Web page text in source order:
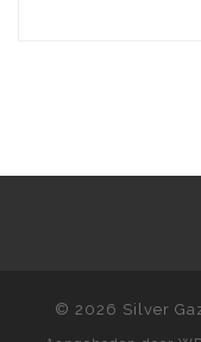
© 2026 Silver